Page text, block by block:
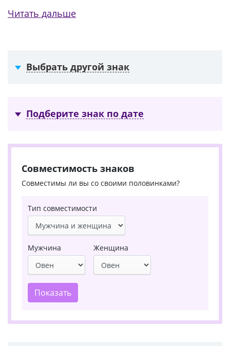
Читать дальше
Выбрать другой знак
Подберите знак по дате
Совместимость знаков
Совместимы ли вы со своими половинками?
Тип совместимости
Мужчина Женщина
Показать